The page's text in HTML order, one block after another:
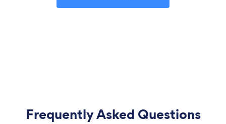
Frequently Asked Questions